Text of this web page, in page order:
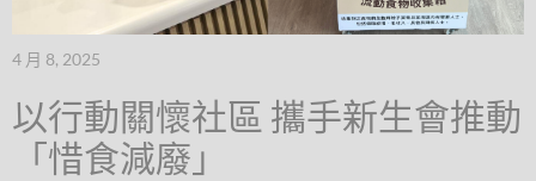
4 月 8, 2025
以行動關懷社區 攜手新生會推動
「惜食減廢」